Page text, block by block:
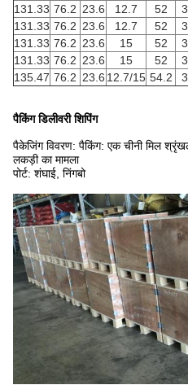
131.33 76.2 23.6 12.7 52
131.33 76.2 23.6 12.7 52
131.33 76.2 23.6 15 52
131.33 76.2 23.6 15 52
135.47 76.2 23.6 12.7/15 54.2
पैकिंग डिलीवरी शिपिंग
पैकेजिंग विवरण: पैकिंग: एक चीनी मिल
लकड़ी का मामला
पोर्ट: शंघाई, निंगबो